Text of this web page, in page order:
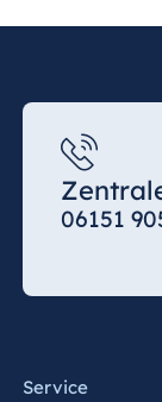
06151
Service